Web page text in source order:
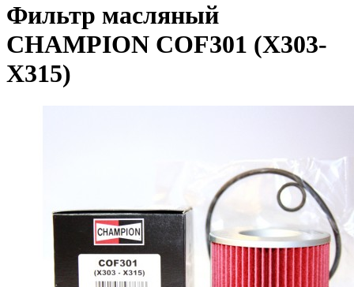
Фильтр масляный
CHAMPION COF301 (X303-
X315)